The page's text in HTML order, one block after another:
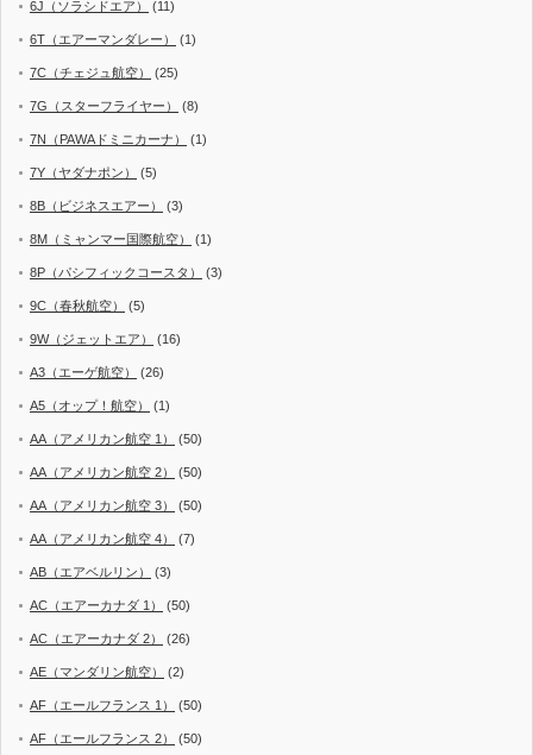
6J（ソラシドエア） (11)
6T（エアーマンダレー） (1)
7C（チェジュ航空） (25)
7G（スターフライヤー） (8)
7N（PAWAドミニカーナ） (1)
7Y（ヤダナポン） (5)
8B（ビジネスエアー） (3)
8M（ミャンマー国際航空） (1)
8P（パシフィックコースタ） (3)
9C（春秋航空） (5)
9W（ジェットエア） (16)
A3（エーゲ航空） (26)
A5（オップ！航空） (1)
AA（アメリカン航空 1） (50)
AA（アメリカン航空 2） (50)
AA（アメリカン航空 3） (50)
AA（アメリカン航空 4） (7)
AB（エアベルリン） (3)
AC（エアーカナダ 1） (50)
AC（エアーカナダ 2） (26)
AE（マンダリン航空） (2)
AF（エールフランス 1） (50)
AF（エールフランス 2） (50)